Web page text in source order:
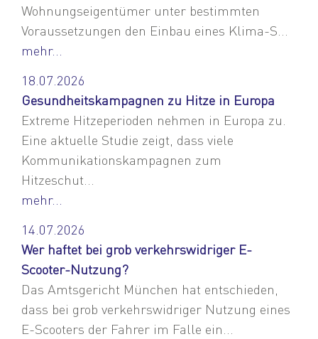
Wohnungseigentümer unter bestimmten
Voraussetzungen den Einbau eines Klima-S...
mehr...
18.07.2026
Gesundheitskampagnen zu Hitze in Europa
Extreme Hitzeperioden nehmen in Europa zu.
Eine aktuelle Studie zeigt, dass viele
Kommunikationskampagnen zum
Hitzeschut...
mehr...
14.07.2026
Wer haftet bei grob verkehrswidriger E-
Scooter-Nutzung?
Das Amtsgericht München hat entschieden,
dass bei grob verkehrswidriger Nutzung eines
E-Scooters der Fahrer im Falle ein...